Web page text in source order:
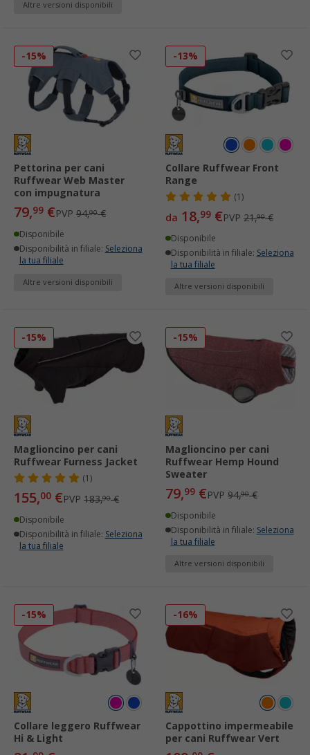
Altre versioni disponibili
-15%
Pettorina per cani
Ruffwear Web Master
con impugnatura
79,99 €PVP 94,90€
Disponibile
Disponibilità in filiale: Seleziona
la tua filiale
Altre versioni disponibili
-13%
Collare Ruffwear Front
Range
(1)
da 18,99 €PVP 21,90€
Disponibile
Disponibilità in filiale: Seleziona
la tua filiale
Altre versioni disponibili
-15%
Maglioncino per cani
Ruffwear Furness Jacket
(1)
155,00 €PVP 183,90€
Disponibile
Disponibilità in filiale: Seleziona
la tua filiale
-15%
Maglioncino per cani
Ruffwear Hemp Hound
Sweater
79,99 €PVP 94,90€
Disponibile
Disponibilità in filiale: Seleziona
la tua filiale
Altre versioni disponibili
-15%
Collare leggero Ruffwear
Hi & Light
-16%
Cappottino impermeabile
per cani Ruffwear Vert